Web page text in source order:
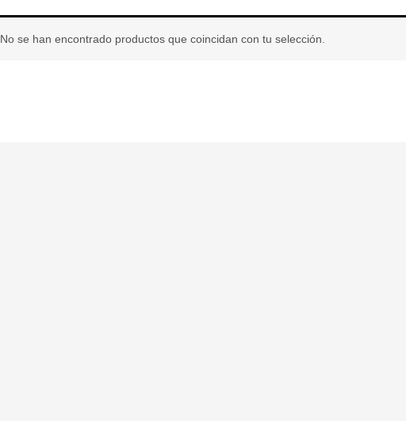
No se han encontrado productos que coincidan con tu selección.